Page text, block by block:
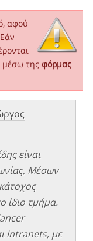
αφού
μέσω της φόρμας
είναι
Μέσων
ίδιο τμήμα.
intranets, με